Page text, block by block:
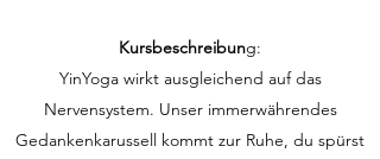
Kursbeschreibung:
YinYoga wirkt ausgleichend auf das
Nervensystem. Unser immerwährendes
Gedankenkarussell kommt zur Ruhe, du spürst